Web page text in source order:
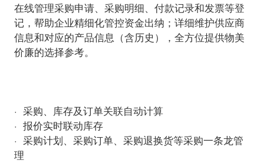
在线管理采购申请、采购明细、付款记录和发票等登
记，帮助企业精细化管控资金出纳；详细维护供应商
信息和对应的产品信息（含历史），全方位提供物美
价廉的选择参考。
·
采购、库存及订单关联自动计算
·
报价实时联动库存
· 采购计划、采购订单、采购退换货等采购一条龙管
理